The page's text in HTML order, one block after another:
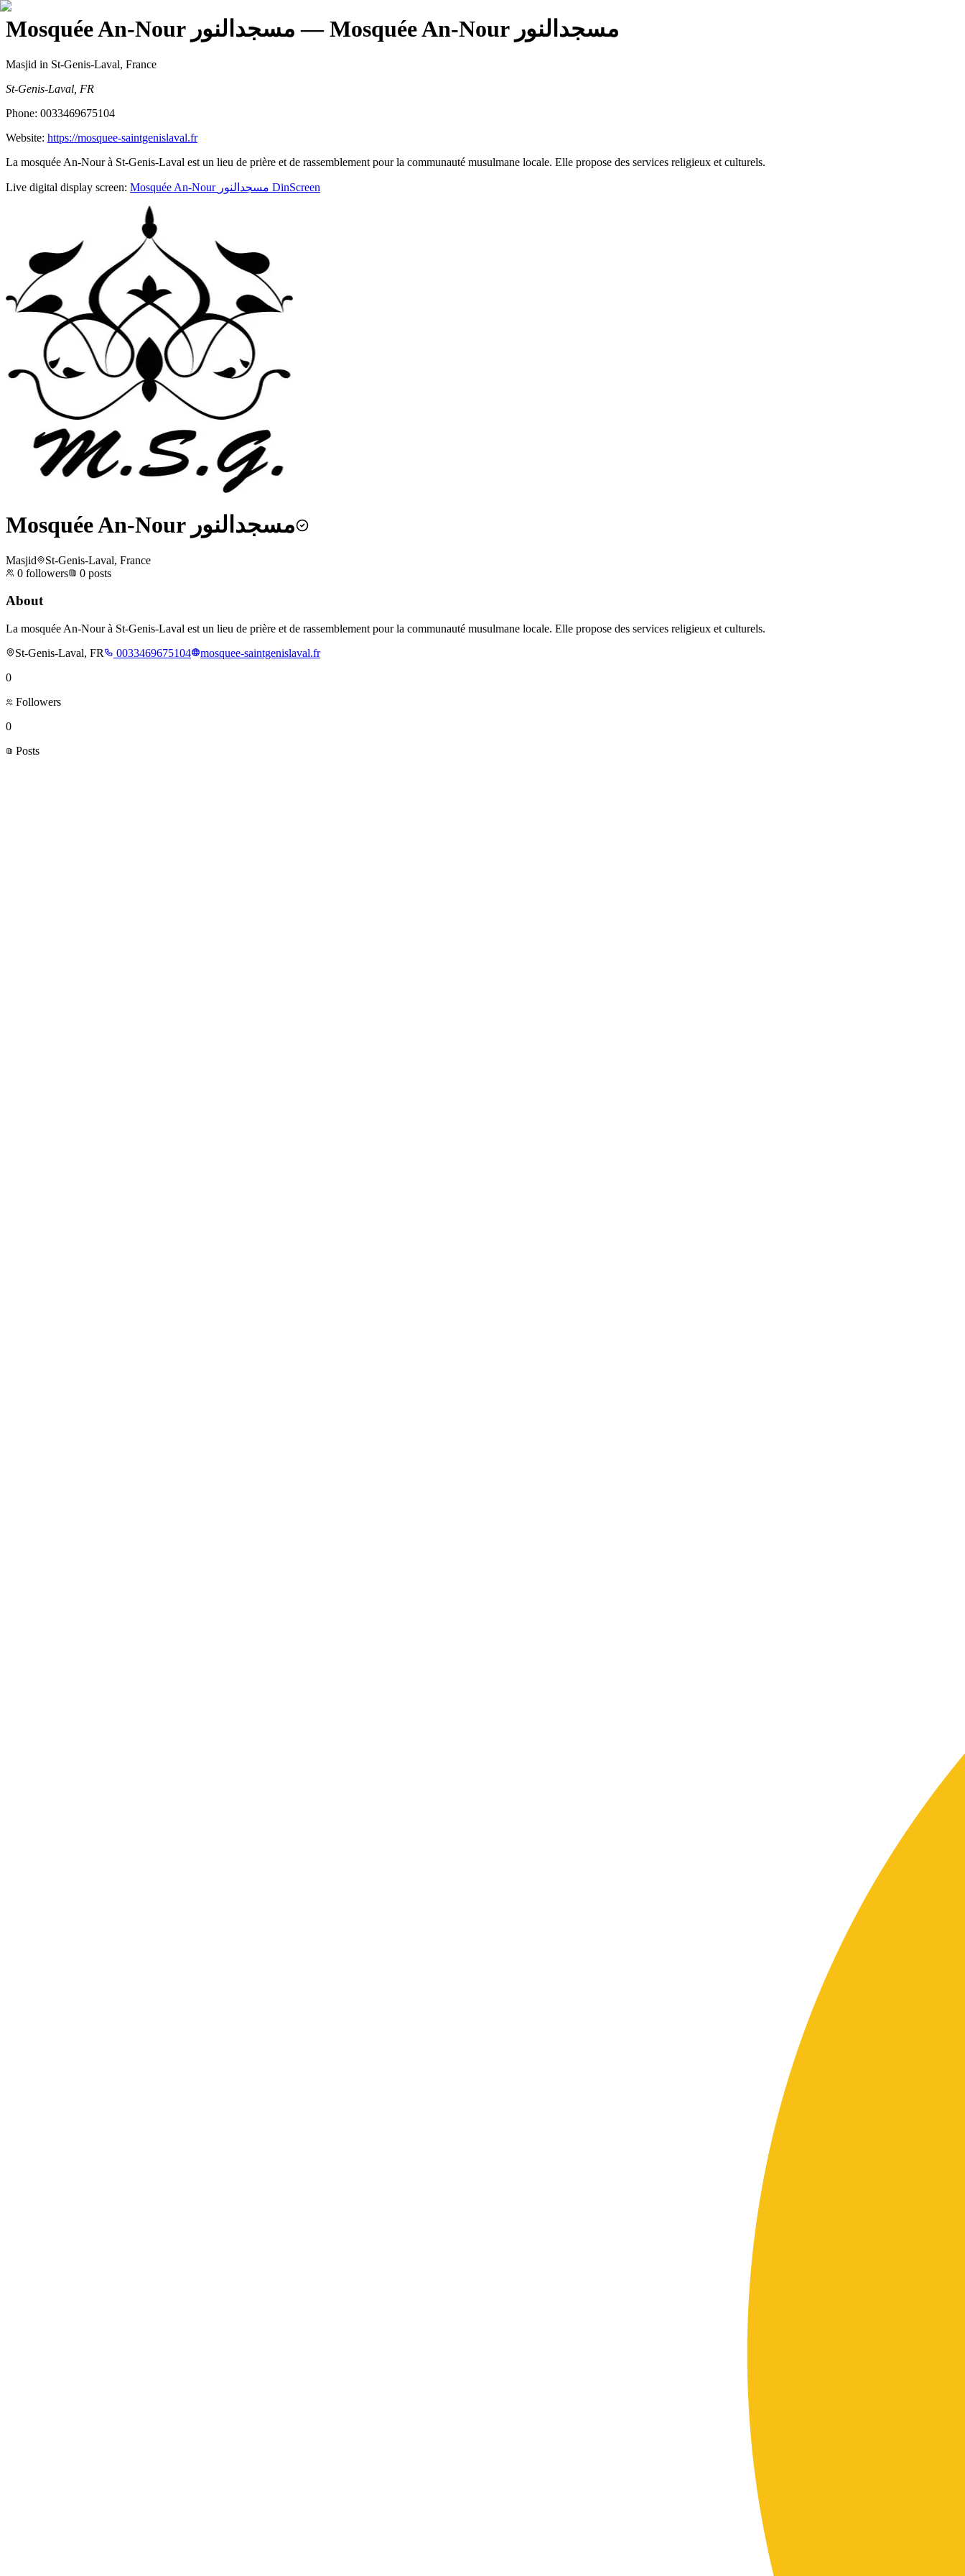
Mosquée An-Nour مسجدالنور — Mosquée An-Nour مسجدالنور
Masjid in St-Genis-Laval, France
St-Genis-Laval, FR
Phone: 0033469675104
Website: https://mosquee-saintgenislaval.fr
La mosquée An-Nour à St-Genis-Laval est un lieu de prière et de rassemblement pour la communauté musulmane locale. Elle propose des services religieux et culturels.
Live digital display screen: Mosquée An-Nour مسجدالنور DinScreen
Mosquée An-Nour مسجدالنور
Masjid
St-Genis-Laval, France
0 followers 0 posts
About
La mosquée An-Nour à St-Genis-Laval est un lieu de prière et de rassemblement pour la communauté musulmane locale. Elle propose des services religieux et culturels.
St-Genis-Laval, FR
0033469675104
mosquee-saintgenislaval.fr
0
Followers
0
Posts